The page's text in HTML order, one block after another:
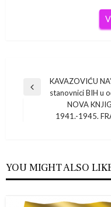
Navigacija
objava
Previous
KAVAZOVIĆU
stanovnici BIH u
NOVA
1941.-1945.
YOU MIGHT ALSO